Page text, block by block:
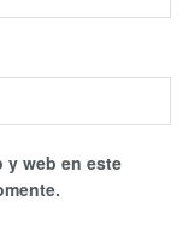
y web en este